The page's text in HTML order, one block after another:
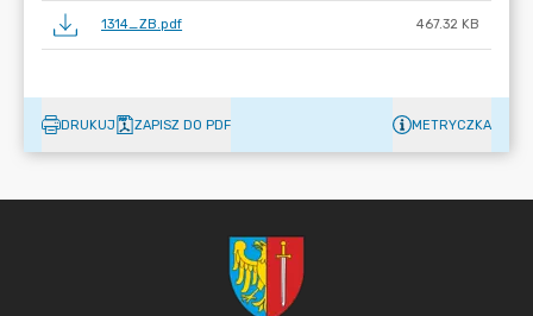
1314_ZB.pdf 467.32 KB
DRUKUJ ZAPISZ DO PDF METRYCZKA